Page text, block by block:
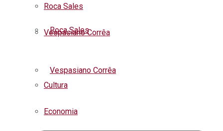
Roca Sales
Vespasiano Corrêa
Roca Sales
Vespasiano Corrêa
Cultura
Economia